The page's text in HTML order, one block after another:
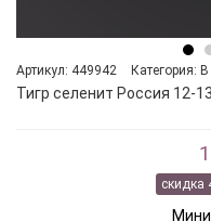
Артикул: 449942 Категория: B
Тигр селенит Россия 12-
скидка